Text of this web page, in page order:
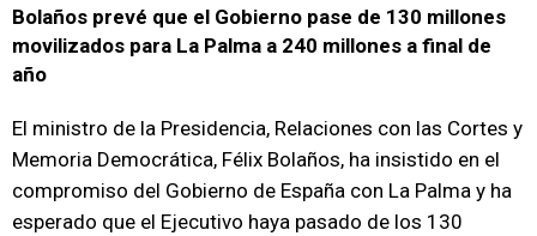
Bolaños prevé que el Gobierno pase de 130 millones
movilizados para La Palma a 240 millones a final de
año
El ministro de la Presidencia, Relaciones con las Cortes y
Memoria Democrática, Félix Bolaños, ha insistido en el
compromiso del Gobierno de España con La Palma y ha
esperado que el Ejecutivo haya pasado de los 130